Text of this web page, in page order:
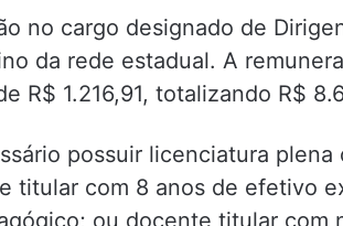
no cargo designado de
da rede estadual. A
R$ 1.216,91, totalizando R$
possuir licenciatura plena
titular com 8 anos de efetivo
ou docente titular com